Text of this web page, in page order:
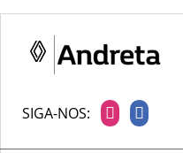
SIGA-NOS: